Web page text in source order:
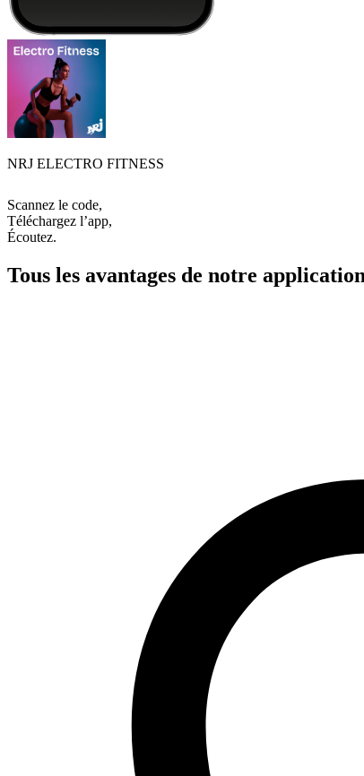
NRJ ELECTRO FITNESS
Scannez le code,
Téléchargez l’app,
Écoutez.
Tous les avantages de notre